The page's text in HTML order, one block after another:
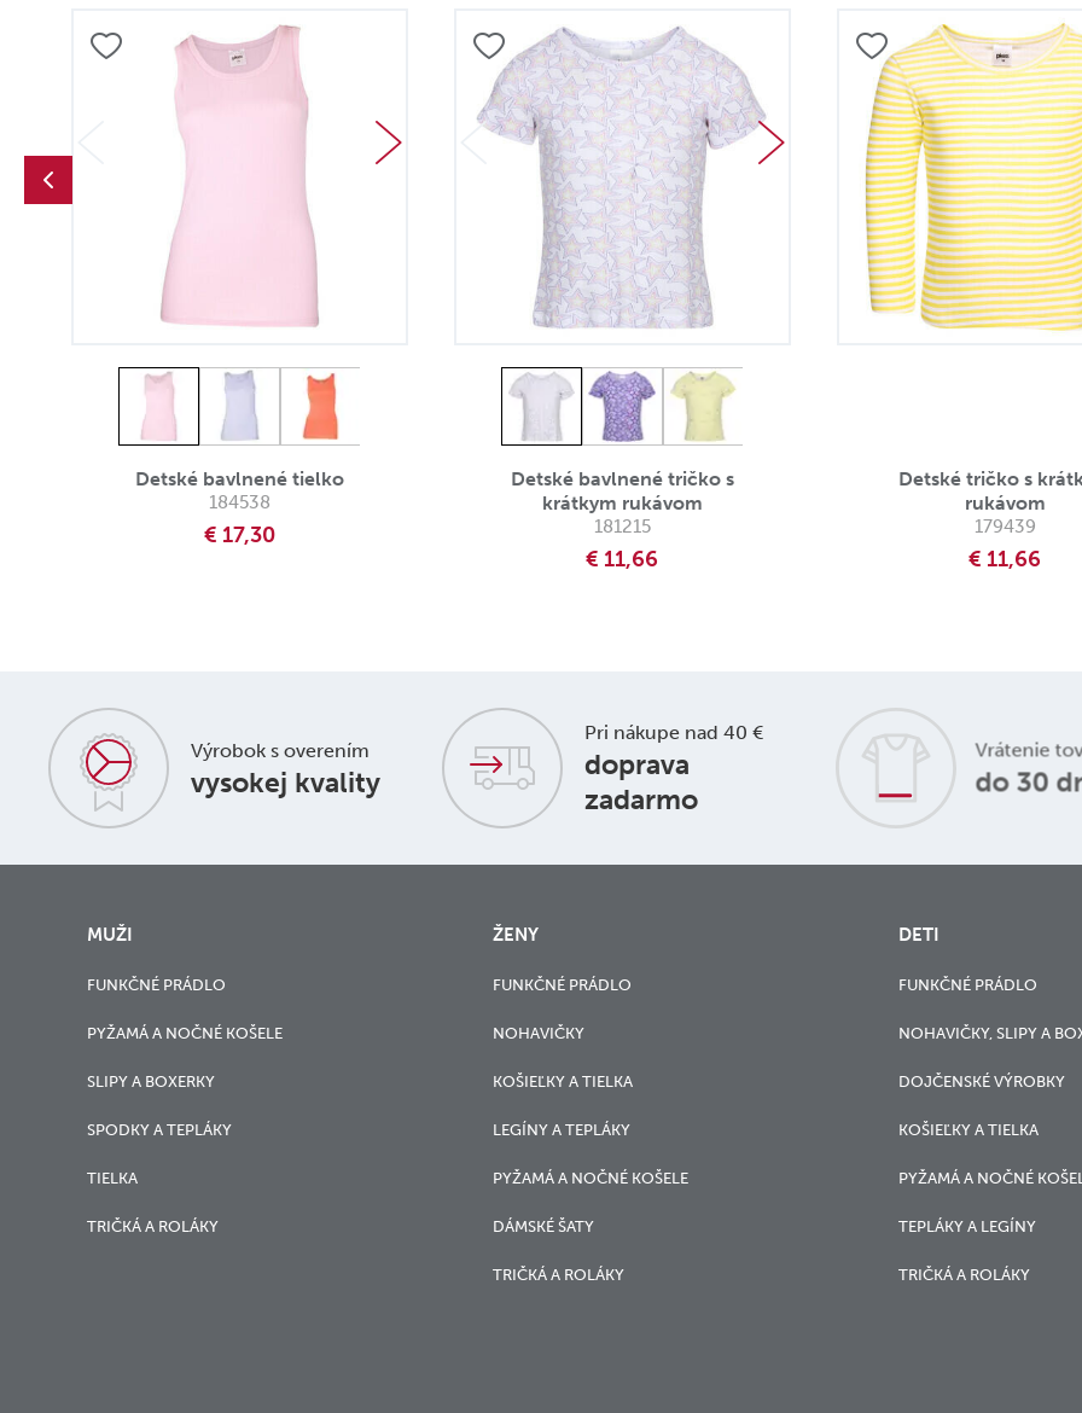
Detské bavlnené tielko
184538
€ 17,30
Detské bavlnené tričko s
krátkym rukávom
181215
€ 11,66
Detské tričko s
rukávom
179439
€ 11,66
Výrobok s overením
vysokej kvality
Pri nákupe nad 40 €
doprava
zadarmo
Vrátenie
do 30
MUŽI
FUNKČNÉ PRÁDLO
PYŽAMÁ A NOČNÉ KOŠELE
SLIPY A BOXERKY
SPODKY A TEPLÁKY
TIELKA
TRIČKÁ A ROLÁKY
ŽENY
FUNKČNÉ PRÁDLO
NOHAVIČKY
KOŠIEĽKY A TIELKA
LEGÍNY A TEPLÁKY
PYŽAMÁ A NOČNÉ KOŠELE
DÁMSKÉ ŠATY
TRIČKÁ A ROLÁKY
DETI
FUNKČNÉ PRÁDLO
NOHAVIČKY, SLIPY A
DOJČENSKÉ VÝROBKY
KOŠIEĽKY A TIELKA
PYŽAMÁ A NOČNÉ
TEPLÁKY A LEGÍNY
TRIČKÁ A ROLÁKY